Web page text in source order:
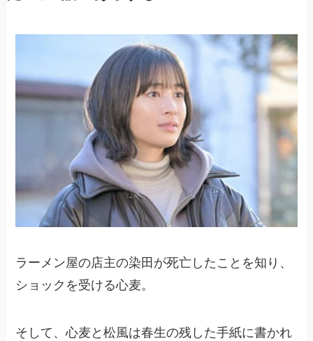
ラーメン屋の店主の染田が死亡したことを知り、
ショックを受ける心麦。
そして、心麦と松風は春生の残した手紙に書かれ